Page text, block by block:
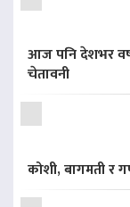
आज पनि देशभर
चेतावनी
कोशी, बागमती र